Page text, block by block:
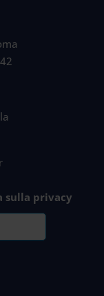
privacy